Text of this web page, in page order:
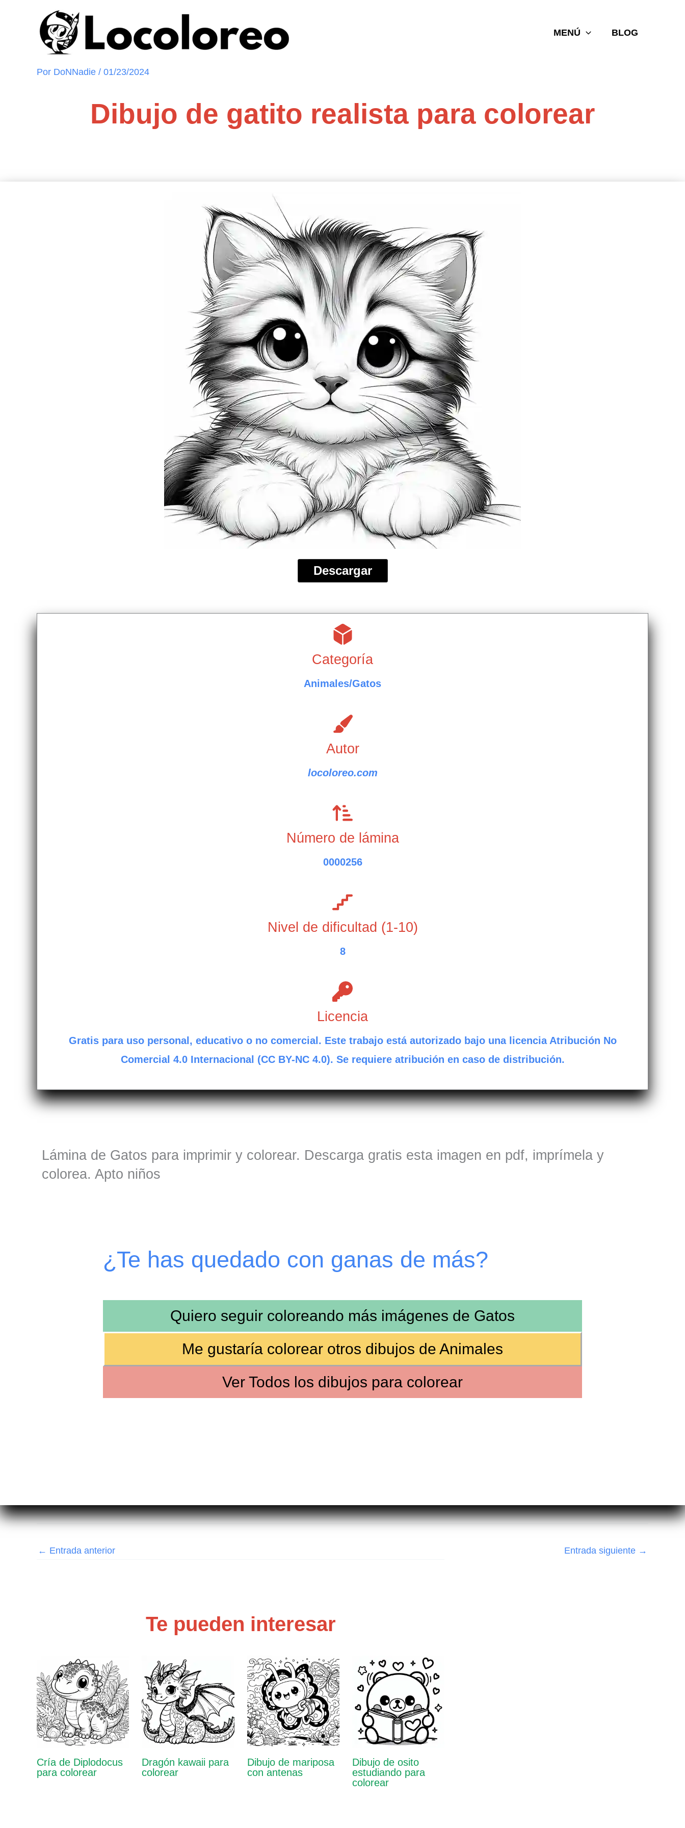
MENÚ BLOG
Por DoNNadie / 01/23/2024
Dibujo de gatito realista para colorear
Descargar
Categoría
Animales/Gatos
Autor
locoloreo.com
Número de lámina
0000256
Nivel de dificultad (1-10)
8
Licencia
Gratis para uso personal, educativo o no comercial. Este trabajo está autorizado bajo una licencia Atribución No
Comercial 4.0 Internacional (CC BY-NC 4.0). Se requiere atribución en caso de distribución.
Lámina de Gatos para imprimir y colorear. Descarga gratis esta imagen en pdf, imprímela y
colorea. Apto niños
¿Te has quedado con ganas de más?
Quiero seguir coloreando más imágenes de Gatos
Me gustaría colorear otros dibujos de Animales
Ver Todos los dibujos para colorear
← Entrada anterior Entrada siguiente →
Te pueden interesar
Cría de Diplodocus
para colorear
Dragón kawaii para
colorear
Dibujo de mariposa
con antenas
Dibujo de osito
estudiando para
colorear